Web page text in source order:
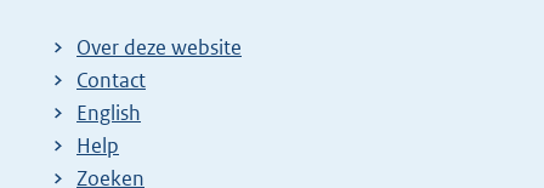
Over deze website
Contact
English
Help
Zoeken